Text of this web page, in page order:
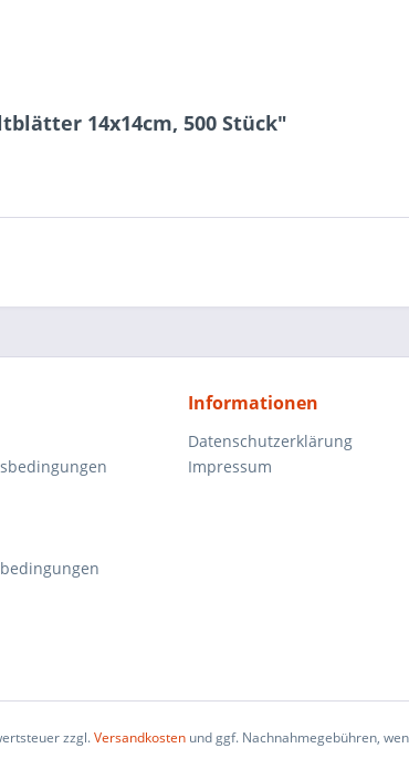
14x14cm, 500 Stück"
Informationen
Datenschutzerklärung
Impressum
zzgl.Versandkostenund ggf. Nachnahmegebühren,